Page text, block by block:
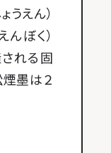
うえん）
んぼく）
れる固
墨は２